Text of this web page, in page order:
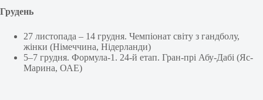
Грудень
27 листопада – 14 грудня. Чемпіонат світу з гандболу,
жінки (Німеччина, Нідерланди)
5–7 грудня. Формула-1. 24-й етап. Гран-прі Абу-Дабі (Яс-
Марина, ОАЕ)